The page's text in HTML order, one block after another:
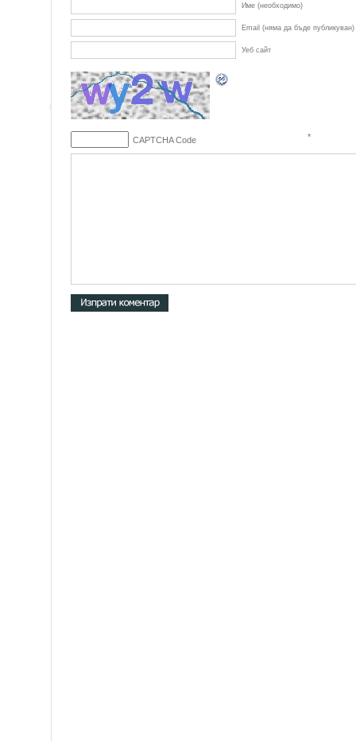
Име (необходимо)
Email (няма да бъде
Уеб сайт
CAPTCHA Code *